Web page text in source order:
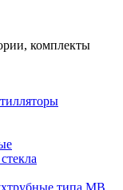
комплекты
типа МВ